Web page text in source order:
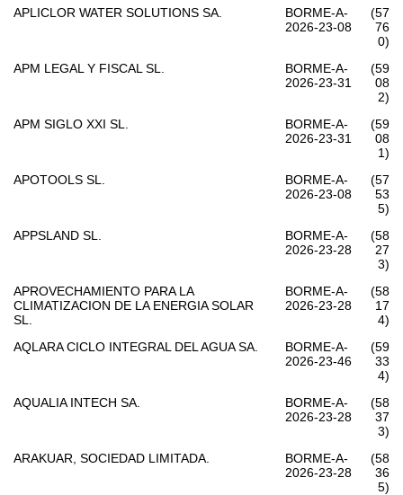
APLICLOR WATER SOLUTIONS SA.
BORME-A-
2026-23-08
(57
76
0)
APM LEGAL Y FISCAL SL.
BORME-A-
2026-23-31
(59
08
2)
APM SIGLO XXI SL.
BORME-A-
2026-23-31
(59
08
1)
APOTOOLS SL.
BORME-A-
2026-23-08
(57
53
5)
APPSLAND SL.
BORME-A-
2026-23-28
(58
27
3)
APROVECHAMIENTO PARA LA
CLIMATIZACION DE LA ENERGIA SOLAR
SL.
BORME-A-
2026-23-28
(58
17
4)
AQLARA CICLO INTEGRAL DEL AGUA SA.
BORME-A-
2026-23-46
(59
33
4)
AQUALIA INTECH SA.
BORME-A-
2026-23-28
(58
37
3)
ARAKUAR, SOCIEDAD LIMITADA.
BORME-A-
2026-23-28
(58
36
5)